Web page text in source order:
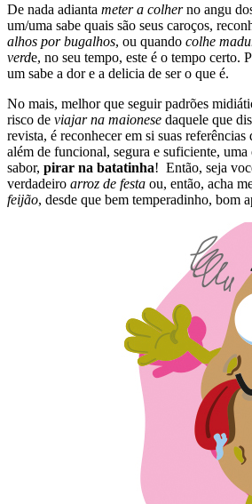
De nada adianta meter a colherno angu
um/uma sabe quais são seus caroços,
alhos por bugalhos, ou quando colhe
verde, no seu tempo, este é o tempo certo.
um sabe a dor e a delicia de ser o que é.
No mais, melhor que seguir padrões
risco de viajar na maionese daquele que
revista, é reconhecer em si suas referências
além de funcional, segura e suficiente,
sabor, pirar na batatinha! Então, seja
verdadeiro arroz de festa ou, então, acha
feijão, desde que bem temperadinho, bom